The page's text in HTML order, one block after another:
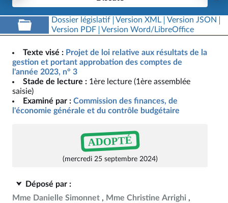
Dossier législatif Version XML
Version JSON
Version PDF
Version Word/LibreOffice
Texte visé : Projet de loi relative aux résultats de la
gestion et portant approbation des comptes de
l'année 2023, n° 3
Stade de lecture : 1ère lecture (1ère assemblée
saisie)
Examiné par : Commission des finances, de
l'économie générale et du contrôle budgétaire
ADOPTÉ
(mercredi 25 septembre 2024)
Déposé par :
Mme Danielle Simonnet
Mme Christine Arrighi